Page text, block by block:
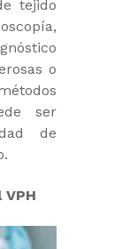
tejido
o
ser
de